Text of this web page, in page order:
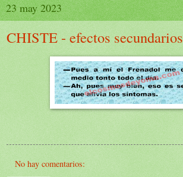
23 may 2023
CHISTE - efectos secundarios
No hay comentarios: